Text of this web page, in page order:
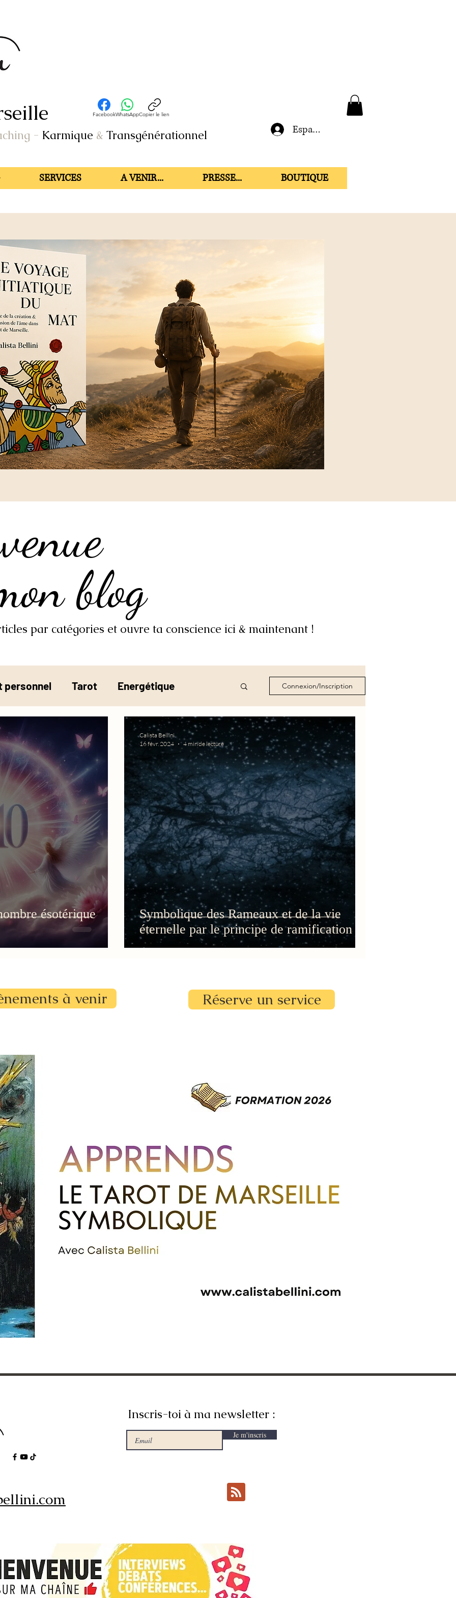
- Karmique & Transgénérationnel
FacebookWhatsAppCopier le lien
Espace membre
SERVICES A VENIR... PRESSE... BOUTIQUE
blog
blog
par catégories et ouvre ta conscience ici & maintenant !
personnel Tarot Energétique
la pesée de l'âme
Connexion/Inscription
ésotérique
Symbolique des Rameaux et de la vie
éternelle par le principe de ramification
Calista Bellini
16 févr. 2024
4 min de lecture
à venir Réserve un service
Inscris-toi à ma newsletter :
Je m'inscris